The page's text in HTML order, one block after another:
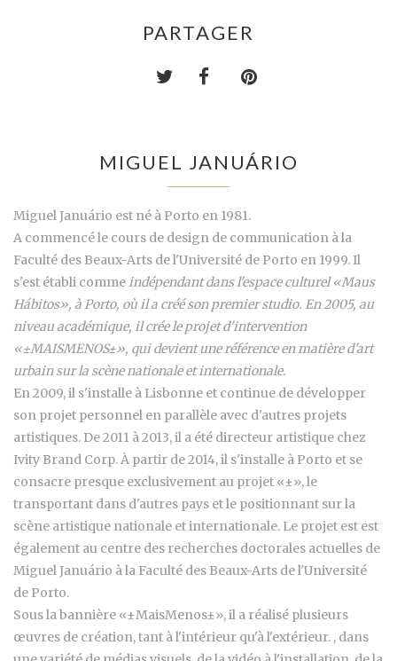
PARTAGER
MIGUEL JANUÁRIO
Miguel Januário est né à Porto en 1981.
A commencé le cours de design de communication à la
Faculté des Beaux-Arts de l'Université de Porto en 1999. Il
s'est établi commeindépendant dans l'espace culturel «Maus
Hábitos», à Porto, où il a créé son premier studio. En 2005, au
niveau académique, il crée le projet d'intervention
«±MAISMENOS±», qui devient une référence en matière d'art
urbain sur la scène nationale et internationale.
En 2009, il s'installe à Lisbonne et continue de développer
son projet personnel en parallèle avec d'autres projets
artistiques. De 2011 à 2013, il a été directeur artistique chez
Ivity Brand Corp. À partir de 2014, il s'installe à Porto et se
consacre presque exclusivement au projet «±», le
transportant dans d'autres pays et le positionnant sur la
scène artistique nationale et internationale. Le projet est est
également au centre des recherches doctorales actuelles de
Miguel Januário à la Faculté des Beaux-Arts de l'Université
de Porto.
Sous la bannière «±MaisMenos±», il a réalisé plusieurs
œuvres de création, tant à l'intérieur qu'à l'extérieur. , dans